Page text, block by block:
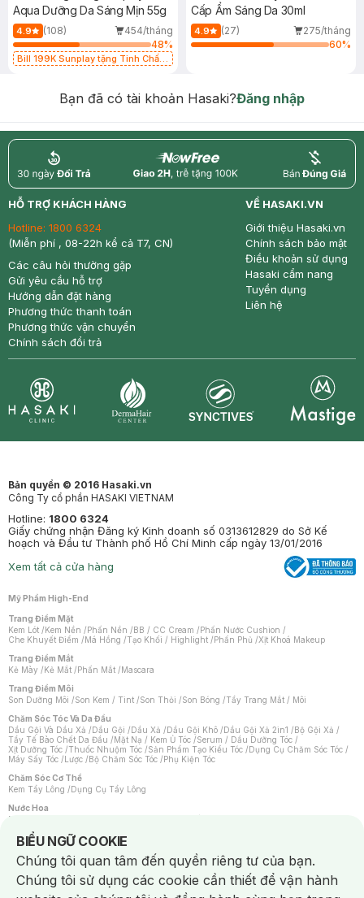
Aqua Dưỡng Da Sáng Mịn 55g
4.9 (108)
454/tháng
48%
Bill 199K Sunplay tặng Tinh Chất
Cấp Ẩm Sáng Da 30ml
4.9 (27)
275/tháng
60%
Bạn đã có tài khoản Hasaki?Đăng nhập
return nowfree price
HỖ TRỢ KHÁCH HÀNG
Hotline: 1800 6324
(Miễn phí , 08-22h kể cả T7, CN)
Các câu hỏi thường gặp
Gửi yêu cầu hỗ trợ
Hướng dẫn đặt hàng
Phương thức thanh toán
Phương thức vận chuyển
Chính sách đổi trả
VỀ HASAKI.VN
Giới thiệu Hasaki.vn
Chính sách bảo mật
Điều khoản sử dụng
Hasaki cẩm nang
Tuyển dụng
Liên hệ
Bản quyền © 2016 Hasaki.vn
Công Ty cổ phần HASAKI VIETNAM
Hotline: 1800 6324
Giấy chứng nhận Đăng ký Kinh doanh số 0313612829 do Sở Kế
hoạch và Đầu tư Thành phố Hồ Chí Minh cấp ngày 13/01/2016
Xem tất cả cửa hàng
Mỹ Phẩm High-End
Trang Điểm Mặt
Kem Lót /Kem Nền /Phấn Nền /BB / CC Cream /Phấn Nước Cushion /
Che Khuyết Điểm /Má Hồng /Tạo Khối / Highlight /Phấn Phủ /Xịt Khoá Makeup
Trang Điểm Mắt
Kẻ Mày /Kẻ Mắt /Phấn Mắt /Mascara
Trang Điểm Môi
Son Dưỡng Môi /Son Kem / Tint /Son Thỏi /Son Bóng /Tẩy Trang Mắt / Môi
Chăm Sóc Tóc Và Da Đầu
Dầu Gội Và Dầu Xả /Dầu Gội /Dầu Xả /Dầu Gội Khô /Dầu Gội Xả 2in1 /Bộ Gội Xả /
Tẩy Tế Bào Chết Da Đầu /Mặt Nạ / Kem Ủ Tóc /Serum / Dầu Dưỡng Tóc /
Xịt Dưỡng Tóc /Thuốc Nhuộm Tóc /Sản Phẩm Tạo Kiểu Tóc /Dụng Cụ Chăm Sóc Tóc /
Máy Sấy Tóc /Lược /Bộ Chăm Sóc Tóc /Phụ Kiện Tóc
Chăm Sóc Cơ Thể
Kem Tẩy Lông /Dụng Cụ Tẩy Lông
Nước Hoa
Nước Hoa Nữ
Chăm Sóc Cá Nhân
Chống Muỗi /Khẩu Trang /Máy Massage/Mặt Nạ Xông Hơi /Nước Rửa Tay/
Sản Phẩm Chăm Sóc Khác /Bàn Chải Đánh Răng /Bàn Chải Điện/
Hỗ Trợ Trắng Răng/Kem Đánh Răng /Máy Tăm Nước/ Nước Súc Miệng/
Tăm / Chỉ Nha Khoa/ Xịt Thơm Miệng / Dung Dịch Vệ Sinh/Dưỡng Vùng Kín/
BIỂU NGỮ COOKIE
Notice about cookies usage
Chúng tôi quan tâm đến quyền riêng tư của bạn.
Chúng tôi sử dụng các cookie cần thiết để vận hành